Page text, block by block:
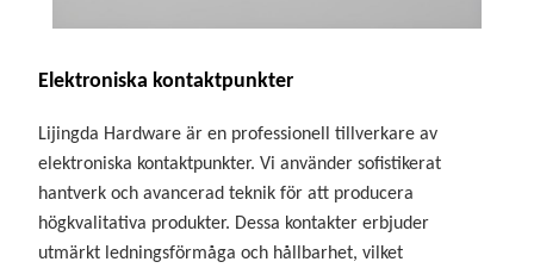
Elektroniska kontaktpunkter
Lijingda Hardware är en professionell tillverkare av
elektroniska kontaktpunkter. Vi använder sofistikerat
hantverk och avancerad teknik för att producera
högkvalitativa produkter. Dessa kontakter erbjuder
utmärkt ledningsförmåga och hållbarhet, vilket